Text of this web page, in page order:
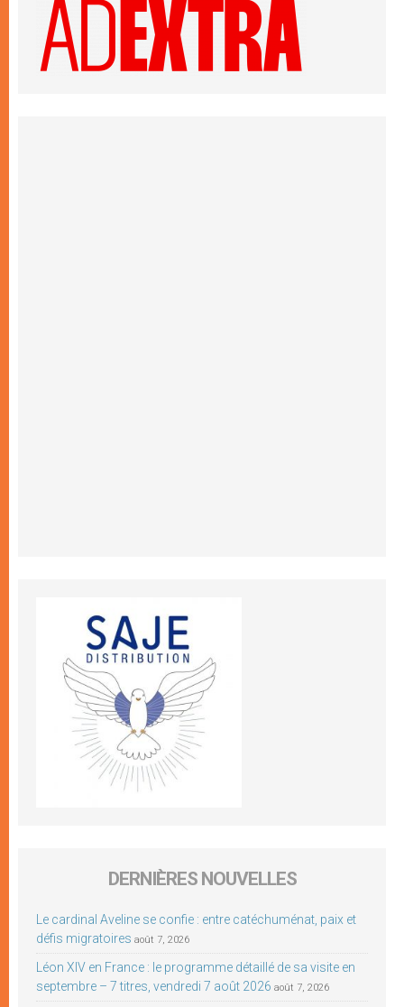
DERNIÈRES NOUVELLES
Le cardinal Aveline se confie : entre catéchuménat, paix et
défis migratoires août 7, 2026
Léon XIV en France : le programme détaillé de sa visite en
septembre – 7 titres, vendredi 7 août 2026 août 7, 2026